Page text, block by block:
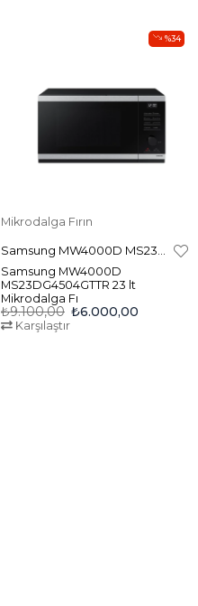
Mikrodalga Fırın
Samsung MW4000D
MS23DG4504GTTR 23 lt
Mikrodalga Fı
₺6.000,00
₺9.100,00
Karşılaştır
%34